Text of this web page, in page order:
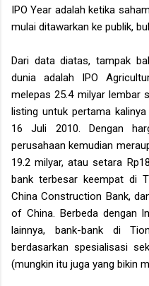
IPO Year adalah ketika
mulai ditawarkan ke publik,
Dari data diatas, tampak
dunia adalah IPO
melepas 25.4 milyar lembar
listing untuk pertama
16 Juli 2010. Dengan
perusahaan kemudian
19.2 milyar, atau setara
bank terbesar keempat di
China Construction Bank,
of China. Berbeda dengan
lainnya, bank-bank di
berdasarkan spesialisasi
(mungkin itu juga yang bikin